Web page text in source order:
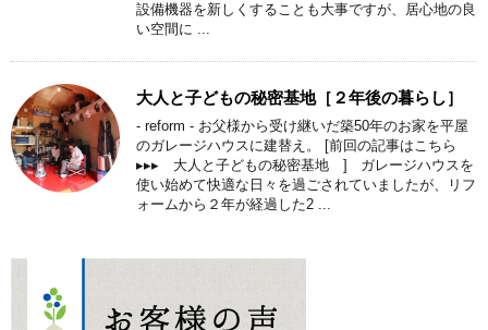
設備機器を新しくすることも大事ですが、居心地の良
い空間に ...
大人と子どもの秘密基地［２年後の暮らし］
- reform - お父様から受け継いだ築50年のお家を平屋
のガレージハウスに建替え。 [前回の記事はこちら
▸▸▸ 大人と子どもの秘密基地 ] ガレージハウスを
使い始めて快適な日々を過ごされていましたが、リフ
ォームから２年が経過した2 ...